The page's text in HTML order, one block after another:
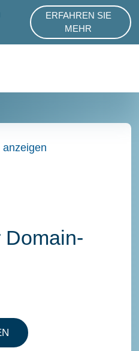
ERFAHREN SIE
MEHR
ABOUT .BRAND
Domain-